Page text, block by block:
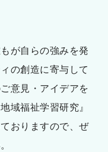
が自らの強みを発
の創造に寄与して
意見・アイデアを
域福祉学習研究』
おりますので、ぜ